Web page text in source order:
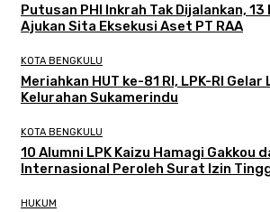
Putusan PHI Inkrah Tak Dijalankan,
Ajukan Sita Eksekusi Aset PT RAA
KOTA BENGKULU
Meriahkan HUT ke-81 RI, LPK-RI
Kelurahan Sukamerindu
KOTA BENGKULU
‎10 Alumni LPK Kaizu Hamagi Gakkou
Internasional Peroleh Surat Izin
HUKUM